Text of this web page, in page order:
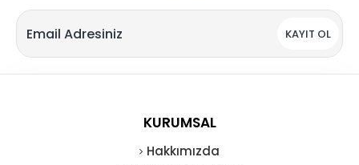
KAYIT OL
KURUMSAL
Hakkımızda